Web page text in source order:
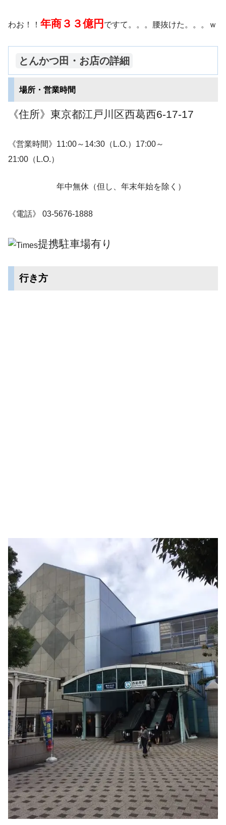
わお！！ 年商３３億円 ですて。。。腰抜けた。。。ｗ
とんかつ田・お店の詳細
場所・営業時間
《住所》東京都江戸川区西葛西6-17-17
《営業時間》11:00～14:30（L.O.）17:00～
21:00（L.O.）
年中無休（但し、年末年始を除く）
《電話》 03-5676-1888
提携駐車場有り
行き方